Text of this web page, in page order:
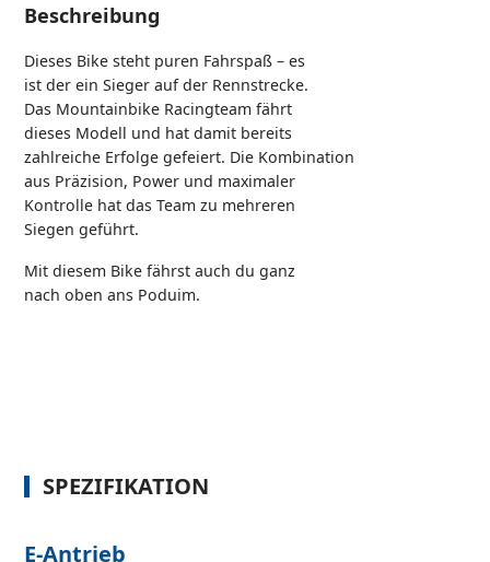
Beschreibung
Dieses Bike steht puren Fahrspaß – es
ist der ein Sieger auf der Rennstrecke.
Das Mountainbike Racingteam fährt
dieses Modell und hat damit bereits
zahlreiche Erfolge gefeiert. Die Kombination
aus Präzision, Power und maximaler
Kontrolle hat das Team zu mehreren
Siegen geführt.
Mit diesem Bike fährst auch du ganz
nach oben ans Poduim.
SPEZIFIKATION
E-Antrieb